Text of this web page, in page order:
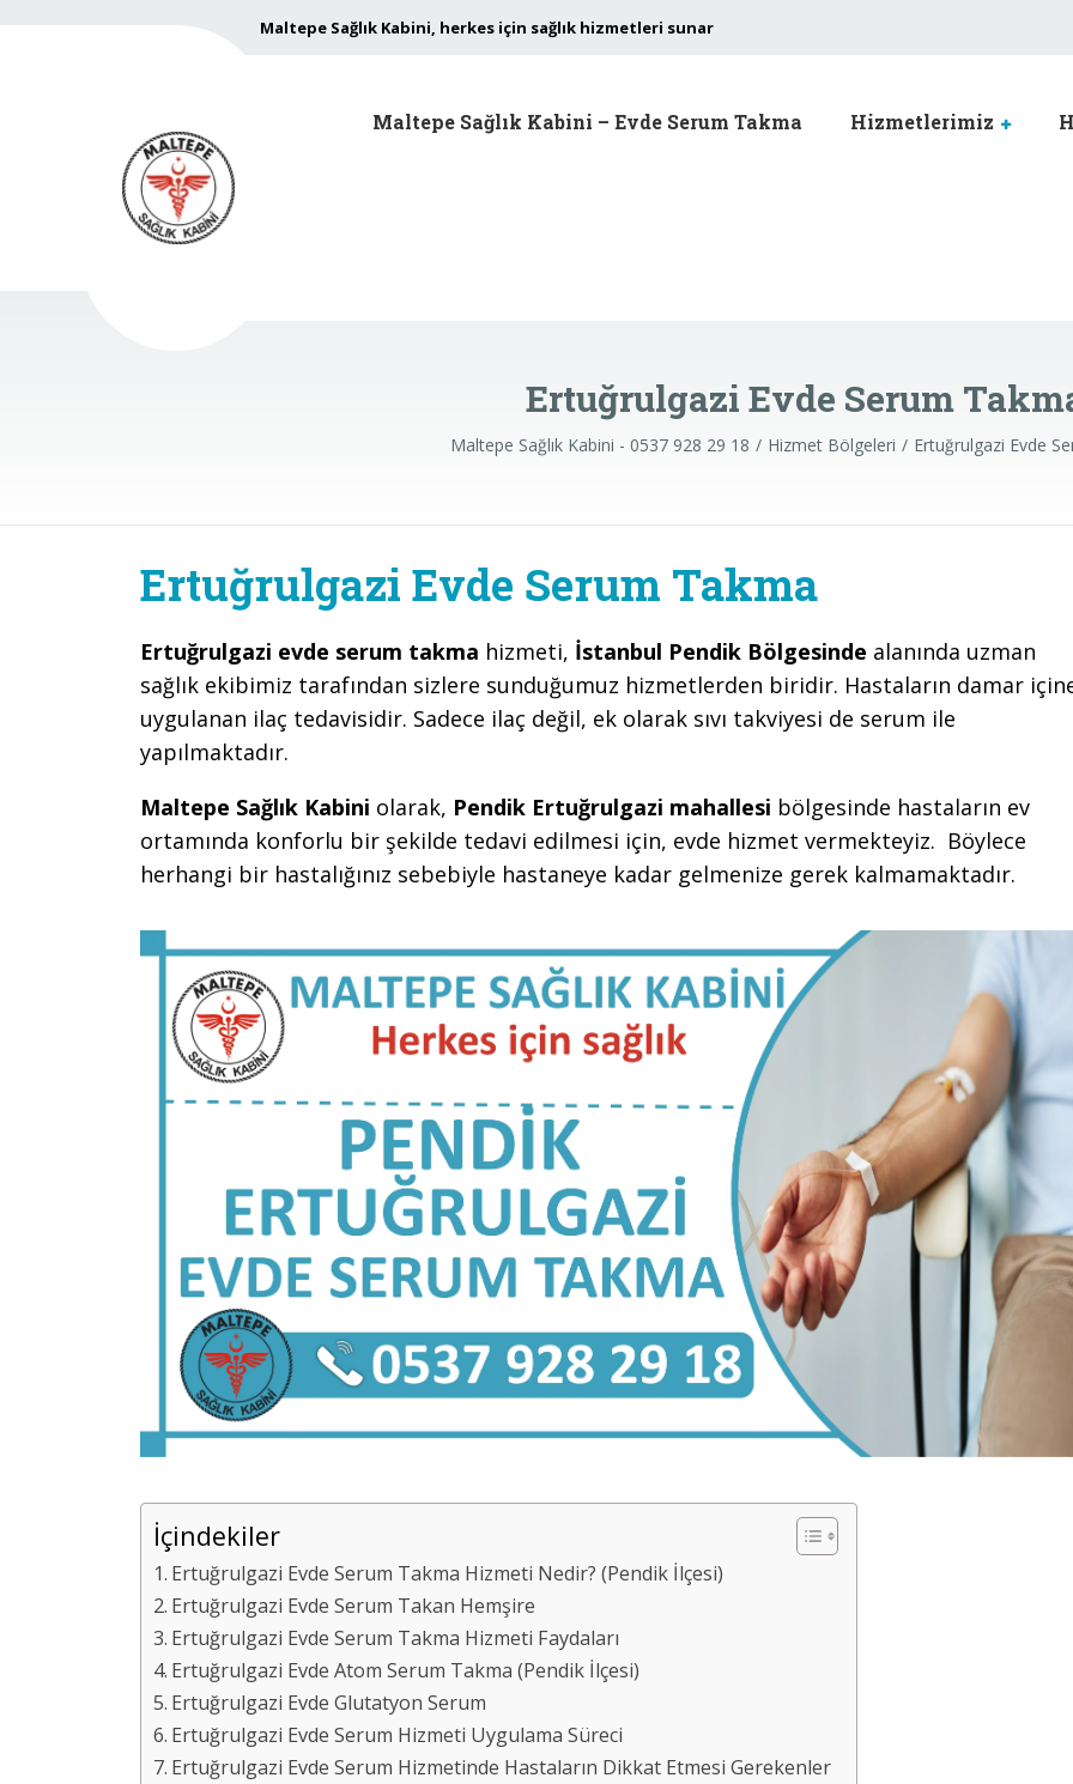
Maltepe Sağlık Kabini, herkes için sağlık hizmetleri sunar
Maltepe Sağlık Kabini – Evde Serum Takma Hizmetlerimiz
Ertuğrulgazi Evde Serum
Maltepe Sağlık Kabini - 0537 928 29 18 Hizmet Bölgeleri Ertuğrulgazi Evde
Ertuğrulgazi Evde Serum Takma
Ertuğrulgazi evde serum takma hizmeti, İstanbul Pendik Bölgesinde alanında uzman
sağlık ekibimiz tarafından sizlere sunduğumuz hizmetlerden biridir. Hastaların damar
uygulanan ilaç tedavisidir. Sadece ilaç değil, ek olarak sıvı takviyesi de serum ile
yapılmaktadır.
Maltepe Sağlık Kabini olarak, Pendik Ertuğrulgazi mahallesi bölgesinde hastaların ev
ortamında konforlu bir şekilde tedavi edilmesi için, evde hizmet vermekteyiz. Böylece
herhangi bir hastalığınız sebebiyle hastaneye kadar gelmenize gerek kalmamaktadır.
İçindekiler
Ertuğrulgazi Evde Serum Takma Hizmeti Nedir? (Pendik İlçesi)
Ertuğrulgazi Evde Serum Takan Hemşire
Ertuğrulgazi Evde Serum Takma Hizmeti Faydaları
Ertuğrulgazi Evde Atom Serum Takma (Pendik İlçesi)
Ertuğrulgazi Evde Glutatyon Serum
Ertuğrulgazi Evde Serum Hizmeti Uygulama Süreci
Ertuğrulgazi Evde Serum Hizmetinde Hastaların Dikkat Etmesi Gerekenler